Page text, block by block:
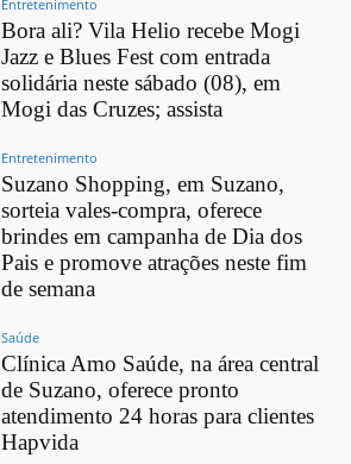
Entretenimento
Bora ali? Vila Helio recebe Mogi
Jazz e Blues Fest com entrada
solidária neste sábado (08), em
Mogi das Cruzes; assista
Entretenimento
Suzano Shopping, em Suzano,
sorteia vales-compra, oferece
brindes em campanha de Dia dos
Pais e promove atrações neste fim
de semana
Saúde
Clínica Amo Saúde, na área central
de Suzano, oferece pronto
atendimento 24 horas para clientes
Hapvida